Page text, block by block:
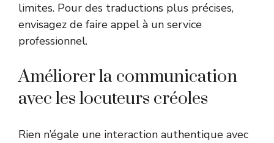
limites. Pour des traductions plus précises,
envisagez de faire appel à un service
professionnel.
Améliorer la communication
avec les locuteurs créoles
Rien n’égale une interaction authentique avec